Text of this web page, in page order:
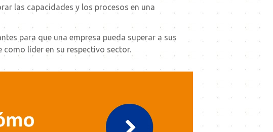
las capacidades y los procesos en una
para que una empresa pueda superar a sus
líder en su respectivo sector.